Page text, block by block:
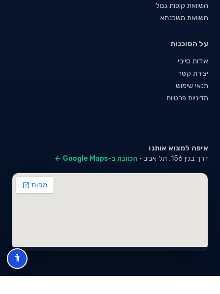
השוואת קופות גמל
השוואת משכנתא
על הסוכנות
אודות סייבי
יצירת קשר
תנאי שימוש
מדיניות פרטיות
איפה למצוא אותנו
דרך בגין 156, תל אביב · הכוונה ב-Google Maps ←